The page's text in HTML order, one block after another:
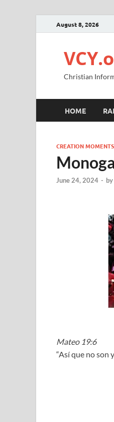
August 8, 2026
Christian
HOME
CREATION MOMENTS
June 24, 2024 - by
Mateo 19:6
“Así que no son